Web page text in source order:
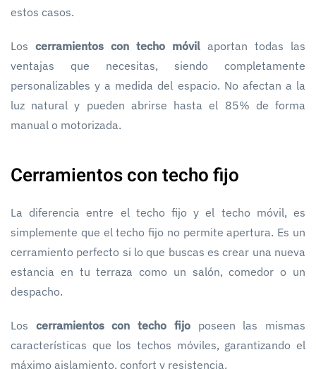
estos casos.
Los cerramientos con techo móvil aportan todas las
ventajas que necesitas, siendo completamente
personalizables y a medida del espacio. No afectan a la
luz natural y pueden abrirse hasta el 85% de forma
manual o motorizada.
Cerramientos con techo fijo
La diferencia entre el techo fijo y el techo móvil, es
simplemente que el techo fijo no permite apertura. Es un
cerramiento perfecto si lo que buscas es crear una nueva
estancia en tu terraza como un salón, comedor o un
despacho.
Los cerramientos con techo fijo poseen las mismas
características que los techos móviles, garantizando el
máximo aislamiento, confort y resistencia.